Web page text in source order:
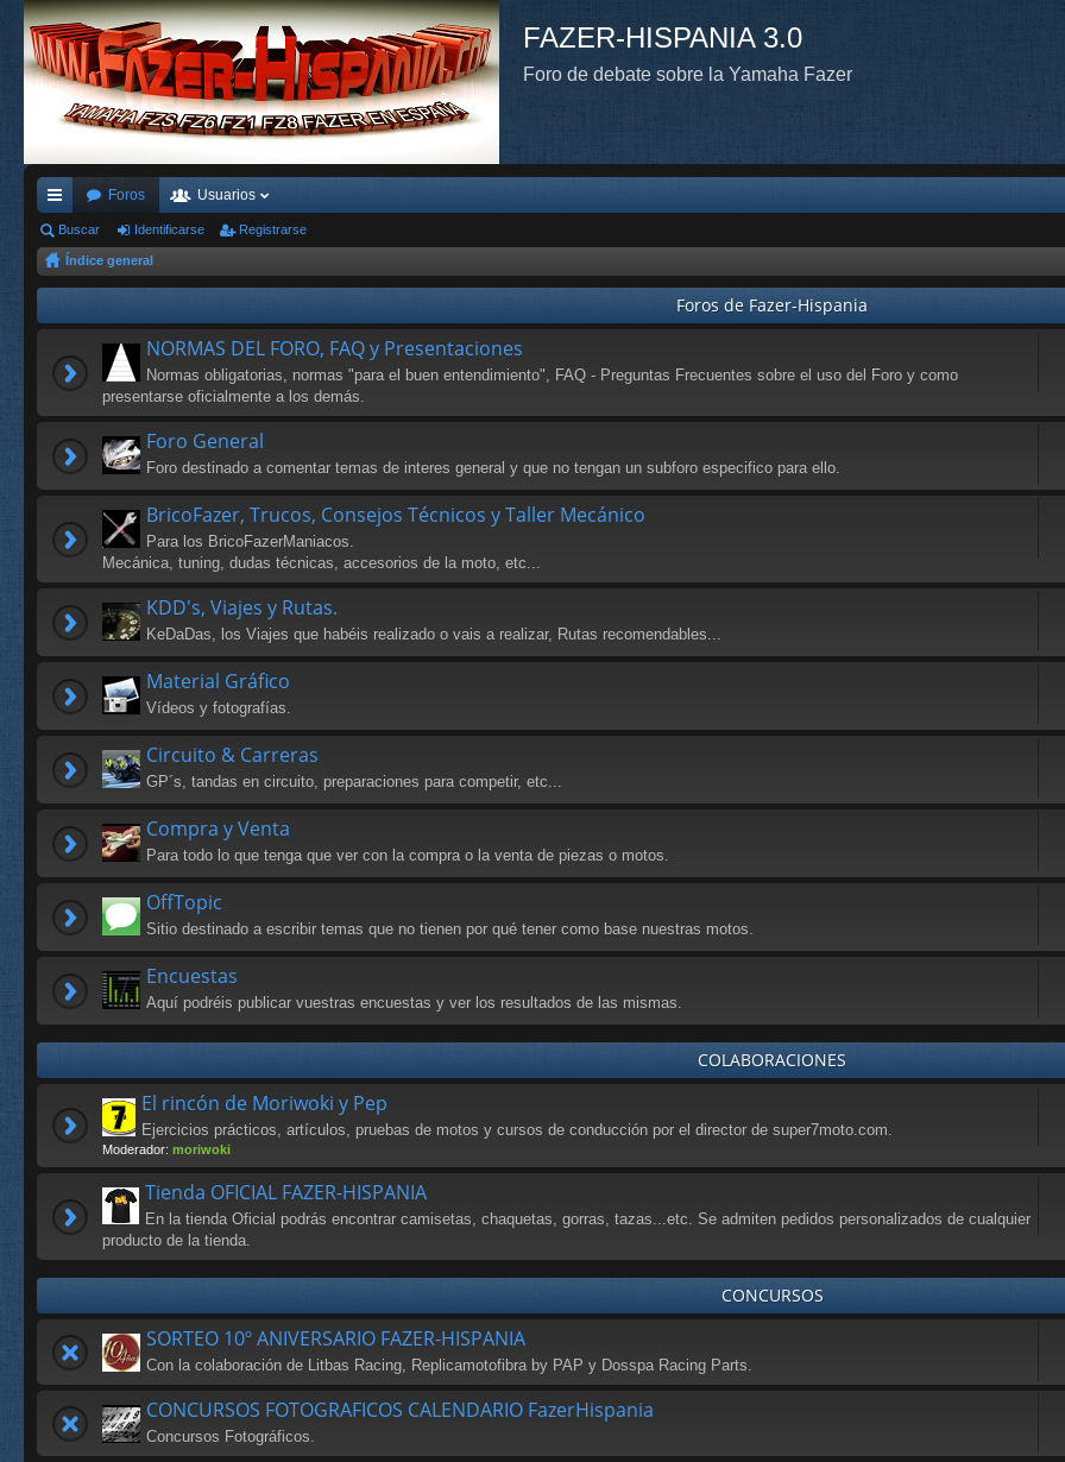
FAZER-HISPANIA 3.0
Foro de debate sobre la Yamaha Fazer
nl
ac
Foros Usuarios
Buscar Identificarse Registrarse
Índice general
Foros de Fazer-Hispania
NORMAS DEL FORO, FAQ y Presentaciones
Normas obligatorias, normas "para el buen entendimiento", FAQ - Preguntas Frecuentes sobre el uso del Foro y como
presentarse oficialmente a los demás.
Foro General
Foro destinado a comentar temas de interes general y que no tengan un subforo especifico para ello.
BricoFazer, Trucos, Consejos Técnicos y Taller Mecánico
Para los BricoFazerManiacos.
Mecánica, tuning, dudas técnicas, accesorios de la moto, etc...
KDD's, Viajes y Rutas.
KeDaDas, los Viajes que habéis realizado o vais a realizar, Rutas recomendables...
Material Gráfico
Vídeos y fotografías.
Circuito & Carreras
GP´s, tandas en circuito, preparaciones para competir, etc...
Compra y Venta
Para todo lo que tenga que ver con la compra o la venta de piezas o motos.
OffTopic
Sitio destinado a escribir temas que no tienen por qué tener como base nuestras motos.
Encuestas
Aquí podréis publicar vuestras encuestas y ver los resultados de las mismas.
COLABORACIONES
El rincón de Moriwoki y Pep
Ejercicios prácticos, artículos, pruebas de motos y cursos de conducción por el director de super7moto.com.
Moderador: moriwoki
Tienda OFICIAL FAZER-HISPANIA
En la tienda Oficial podrás encontrar camisetas, chaquetas, gorras, tazas...etc. Se admiten pedidos personalizados de cualquier
producto de la tienda.
CONCURSOS
SORTEO 10º ANIVERSARIO FAZER-HISPANIA
Con la colaboración de Litbas Racing, Replicamotofibra by PAP y Dosspa Racing Parts.
CONCURSOS FOTOGRAFICOS CALENDARIO FazerHispania
Concursos Fotográficos.